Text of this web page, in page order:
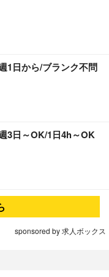
1日から/ブランク不問
3日～OK/1日4h～OK
sponsored by 求人ボックス